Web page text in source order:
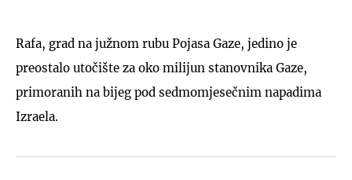
Rafa, grad na južnom rubu Pojasa Gaze, jedino je
preostalo utočište za oko milijun stanovnika Gaze,
primoranih na bijeg pod sedmomjesečnim napadima
Izraela.